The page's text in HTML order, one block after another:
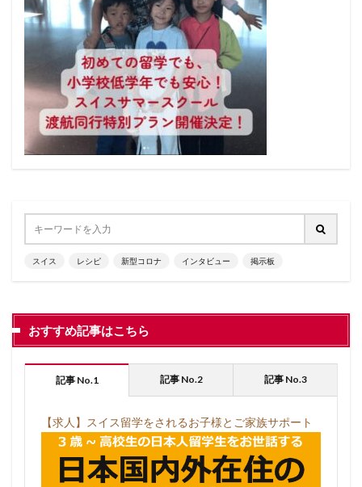
スイス レシピ 新型コロナ インタビュー 掲示板
おすすめ記事はこちら
記事 No.1 記事 No.2 記事 No.3
【求人】スイス留学をされるお子様とご家族サポート